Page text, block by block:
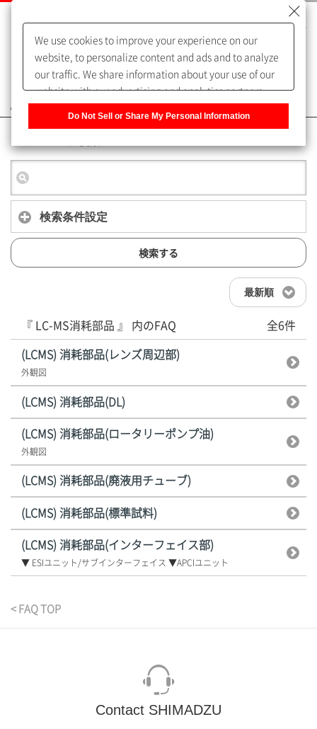
よくあるご質問（FAQ）
検索条件設定
検索する
最新順
『 LC-MS消耗部品 』 内のFAQ 全6件
(LCMS) 消耗部品(レンズ周辺部)
外観図
(LCMS) 消耗部品(DL)
(LCMS) 消耗部品(ロータリーポンプ油)
外観図
(LCMS) 消耗部品(廃液用チューブ)
(LCMS) 消耗部品(標準試料)
(LCMS) 消耗部品(インターフェイス部)
▼ ESIユニット/サブインターフェイス ▼APCIユニット
< FAQ TOP
Contact SHIMADZU
We use cookies to improve your experience on our
website, to personalize content and ads and to analyze
our traffic. We share information about your use of our
website with our advertising and analytics partners,
of our sharing information about you with our partners.
Information] to customize your cookie settings on our
website. Privacy Policy
Do Not Sell or Share My Personal Information